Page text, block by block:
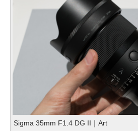
Sigma 35mm F1.4 DG II｜Art